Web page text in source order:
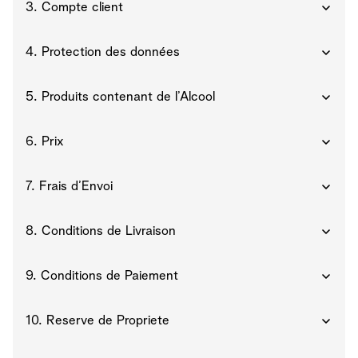
3. Compte client
4. Protection des données
5. Produits contenant de l’Alcool
6. Prix
7. Frais d’Envoi
8. Conditions de Livraison
9. Conditions de Paiement
10. Reserve de Propriete